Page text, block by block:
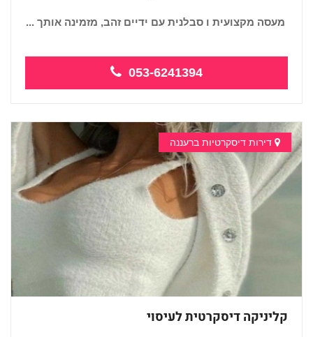
מעסה מקצועית ו סבלנית עם ידיים זהב, מזמינה אותך ...
053-6241394
דירות דיסקרטיות ברעננה
קליניקה דיסקרטית לעיסוי